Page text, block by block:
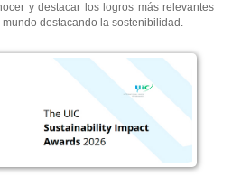
y destacar los logros más relevantes
destacando la sostenibilidad.